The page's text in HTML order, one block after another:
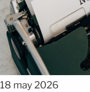
18 may 2026